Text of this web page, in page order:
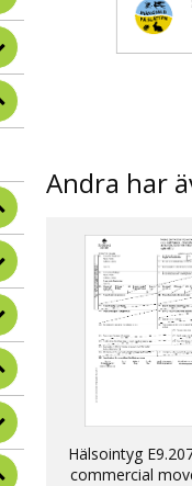
Andra har
Hälsointyg
commercial